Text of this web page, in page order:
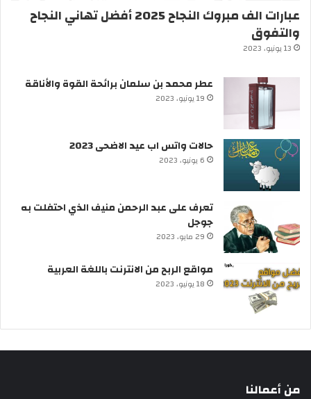
عبارات الف مبروك النجاح 2025 أفضل تهاني النجاح
والتفوق
13 يونيو، 2023
عطر محمد بن سلمان برائحة القوة والأناقة
19 يونيو، 2023
حالات واتس اب عيد الاضحى 2023
6 يونيو، 2023
تعرف على عبد الرحمن منيف الذي احتفلت به
جوجل
29 مايو، 2023
مواقع الربح من الانترنت باللغة العربية
18 يونيو، 2023
من أعمالنا